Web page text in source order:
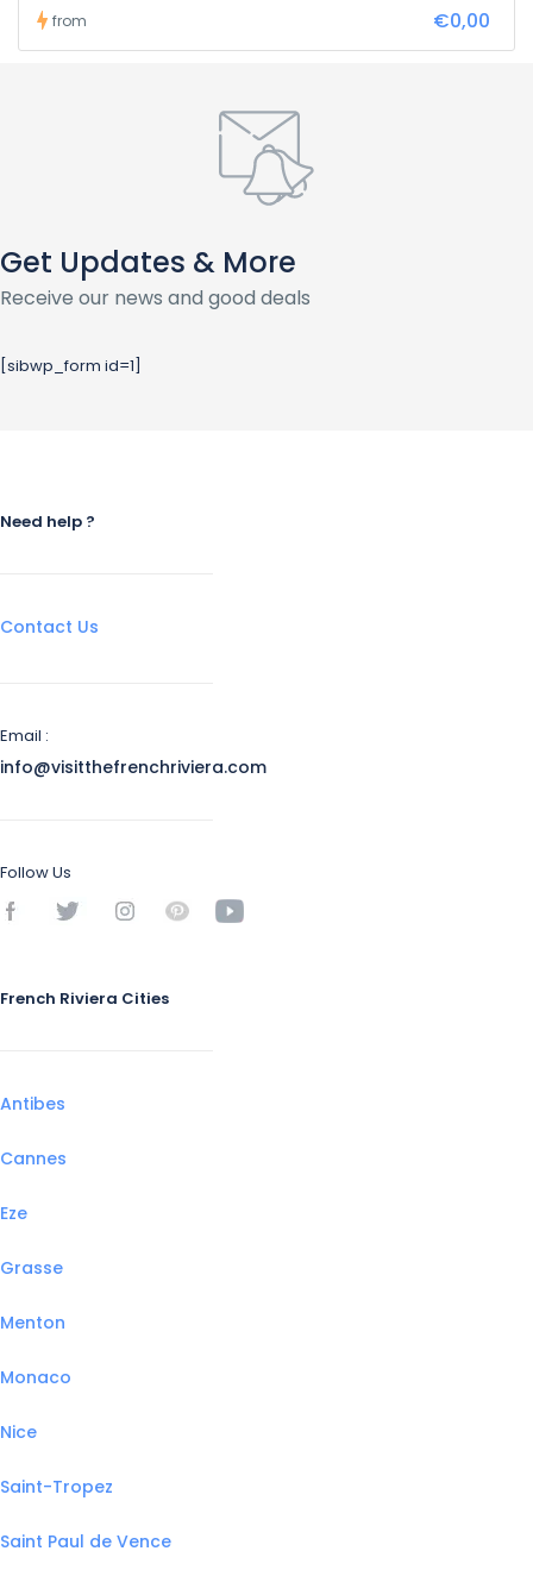
from €0,00
Get Updates & More
Receive our news and good deals
[sibwp_form id=1]
Need help ?
Contact Us
Email :
info@visitthefrenchriviera.com
Follow Us
French Riviera Cities
Antibes
Cannes
Eze
Grasse
Menton
Monaco
Nice
Saint-Tropez
Saint Paul de Vence